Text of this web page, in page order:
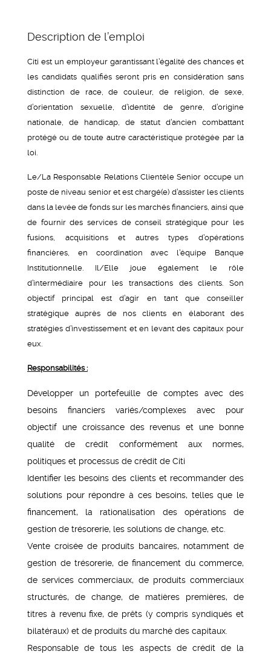
Description de l’emploi
Citi est un employeur garantissant l’égalité des chances et
les candidats qualifiés seront pris en considération sans
distinction de race, de couleur, de religion, de sexe,
d’orientation sexuelle, d’identité de genre, d’origine
nationale, de handicap, de statut d’ancien combattant
protégé ou de toute autre caractéristique protégée par la
loi.
Le/La Responsable Relations Clientèle Senior occupe un
poste de niveau senior et est chargé(e) d’assister les clients
dans la levée de fonds sur les marchés financiers, ainsi que
de fournir des services de conseil stratégique pour les
fusions, acquisitions et autres types d’opérations
financières, en coordination avec l’équipe Banque
Institutionnelle. Il/Elle joue également le rôle
d’intermédiaire pour les transactions des clients. Son
objectif principal est d’agir en tant que conseiller
stratégique auprès de nos clients en élaborant des
stratégies d’investissement et en levant des capitaux pour
eux.
Responsabilités :
Développer un portefeuille de comptes avec des
besoins financiers variés/complexes avec pour
objectif une croissance des revenus et une bonne
qualité de crédit conformément aux normes,
politiques et processus de crédit de Citi
Identifier les besoins des clients et recommander des
solutions pour répondre à ces besoins, telles que le
financement, la rationalisation des opérations de
gestion de trésorerie, les solutions de change, etc.
Vente croisée de produits bancaires, notamment de
gestion de trésorerie, de financement du commerce,
de services commerciaux, de produits commerciaux
structurés, de change, de matières premières, de
titres à revenu fixe, de prêts (y compris syndiqués et
bilatéraux) et de produits du marché des capitaux.
Responsable de tous les aspects de crédit de la